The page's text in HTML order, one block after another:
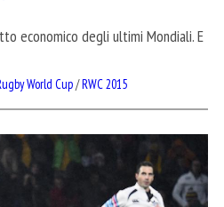
economico degli ultimi Mondiali. E
World Cup/RWC 2015